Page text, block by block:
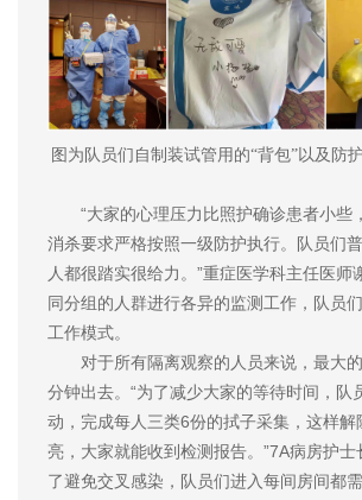
图为队员们自制装试管用的“背包”以及防
“大家的心理压力比照护确诊患者小些
消杀要求严格按照一级防护执行。队员们
人都很踏实很给力。”重症医学科主任医师
同分组的人群进行各异的监测工作，队员
工作模式。
对于所有隔离观察的人员来说，最大的
分钟出去。“为了减少大家的等待时间，队
动，完成每人三类6份的拭子采集，这样解
亮，大家就能收到检测报告。”7A病房护士
了避免交叉感染，队员们进入每间房间都